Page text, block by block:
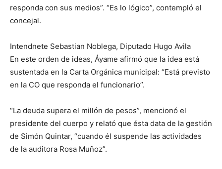
responda con sus medios”. “Es lo lógico”, contempló el
concejal.
Intendnete Sebastian Noblega, Diputado Hugo Avila
En este orden de ideas, Áyame afirmó que la idea está
sustentada en la Carta Orgánica municipal: “Está previsto
en la CO que responda el funcionario”.
“La deuda supera el millón de pesos”, mencionó el
presidente del cuerpo y relató que ésta data de la gestión
de Simón Quintar, “cuando él suspende las actividades
de la auditora Rosa Muñoz”.